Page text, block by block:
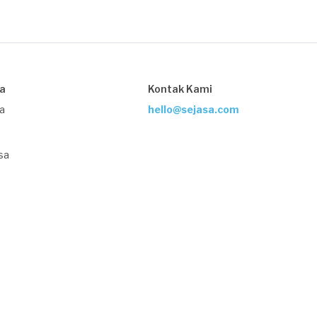
Kontak Kami
hello@sejasa.com